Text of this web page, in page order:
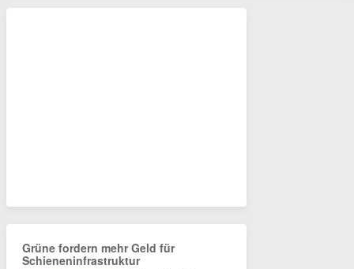
Grüne fordern mehr Geld für
Schieneninfrastruktur